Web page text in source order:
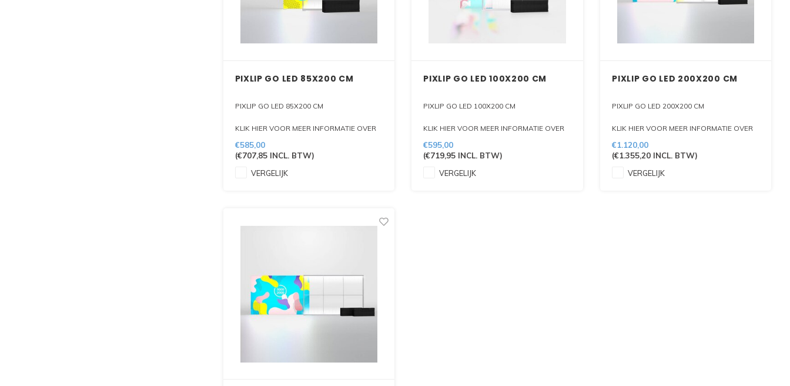
PIXLIP GO LED 85X200 CM
PIXLIP GO LED 85X200 CM
KLIK HIER VOOR MEER INFORMATIE OVER
€585,00
(€707,85INCL. BTW)
VERGELIJK
PIXLIP GO LED 100X200 CM
PIXLIP GO LED 100X200 CM
KLIK HIER VOOR MEER INFORMATIE OVER
€595,00
(€719,95 INCL. BTW)
VERGELIJK
PIXLIP GO LED 200X200 CM
PIXLIP GO LED 200X200 CM
KLIK HIER VOOR MEER INFORMATIE OVER
€1.120,00
(€1.355,20 INCL. BTW)
VERGELIJK